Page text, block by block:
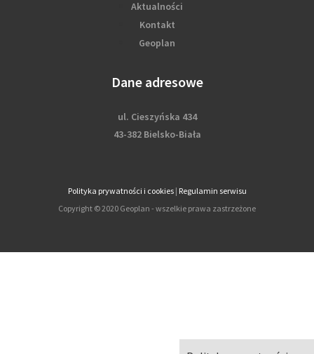
Aktualności
Kontakt
Geoplan
Dane adresowe
ul. Cieszyńska 434
43-382 Bielsko-Biała
Polityka prywatności i cookies| Regulamin serwisu
Copyright © 2020 Geoplan - wszelkie prawa zastrzeżone